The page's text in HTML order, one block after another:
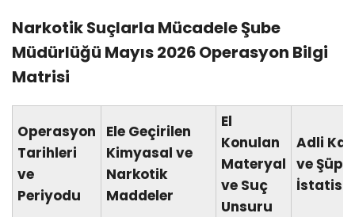
Narkotik Suçlarla Mücadele Şube
Müdürlüğü Mayıs 2026 Operasyon Bilgi
Matrisi
Operasyon
Tarihleri
ve
Periyodu
Ele Geçirilen
Kimyasal ve
Narkotik
Maddeler
El
Konulan
Materyal
ve Suç
Unsuru
Adli
ve